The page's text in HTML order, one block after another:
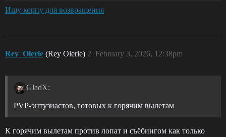
Ищу корпу для возвращения
Rey_Olerie (Rey Olerie) February 3, 2026, 12:38pm
2
GladX:
PVP-энтузиастов, готовых к горячим вылетам
К горячим вылетам против лопат и съёбингом как только